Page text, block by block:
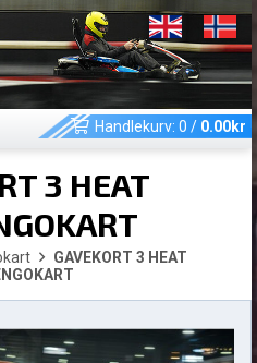
Handlekurv: 0 / 0.00kr
3 HEAT
GAVEKORT 3 HEAT